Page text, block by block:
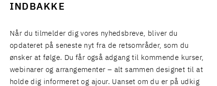
INDBAKKE
Når du tilmelder dig vores nyhedsbreve, bliver du
opdateret på seneste nyt fra de retsområder, som du
ønsker at følge. Du får også adgang til kommende kurser,
webinarer og arrangementer – alt sammen designet til at
holde dig informeret og ajour. Uanset om du er på udkig